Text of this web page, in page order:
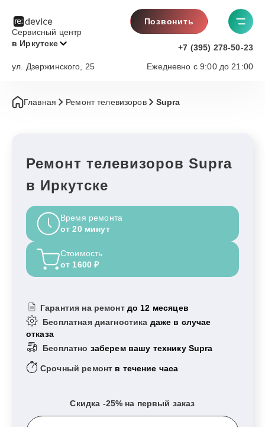
Сервисный центр
в Иркутске
Позвонить
+7 (395) 278-50-23
Ежедневно с 9:00 до 21:00
ул. Дзержинского, 25
Главная Ремонт телевизоров Supra
Ремонт телевизоров Supra
в Иркутске
Время ремонта
от 20 минут
Стоимость
от 1600 ₽
Гарантия на ремонт до 12 месяцев
Бесплатная диагностика даже в случае
отказа
Бесплатно заберем вашу технику Supra
Срочный ремонт в течение часа
Скидка -25% на первый заказ